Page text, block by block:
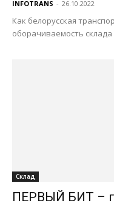
INFOTRANS - 26.10.2022
Как белорусская
оборачиваемость
Склад
ПЕРВЫЙ БИТ –